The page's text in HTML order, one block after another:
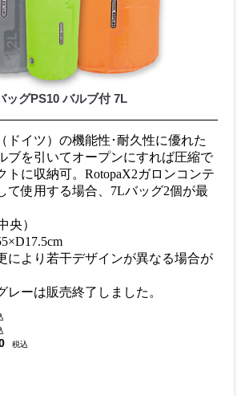
ッグPS10 バルブ付 7L
ドイツ）の機能性･耐久性に優れた
ブを引いてオープンにすれば圧縮で
トに収納可。RotopaX2ガロンコンテ
て使用する場合、7Lバッグ2個が最
央）
により若干デザインが異なる場合が
レーは販売終了しました。
税込